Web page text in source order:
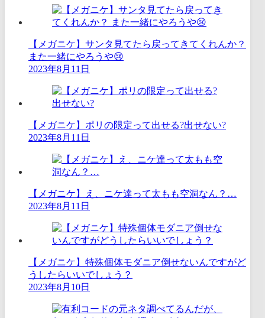
【メガニケ】サンタ見てたら戻ってきてくれんか？
また一緒にやろうや😢
2023年8月11日
【メガニケ】ポリの限定って出せる?出せない?
2023年8月11日
【メガニケ】え、ニケ達って太もも空洞なん？…
2023年8月11日
【メガニケ】特殊個体モダニア倒せないんですがど
うしたらいいでしょう？
2023年8月10日